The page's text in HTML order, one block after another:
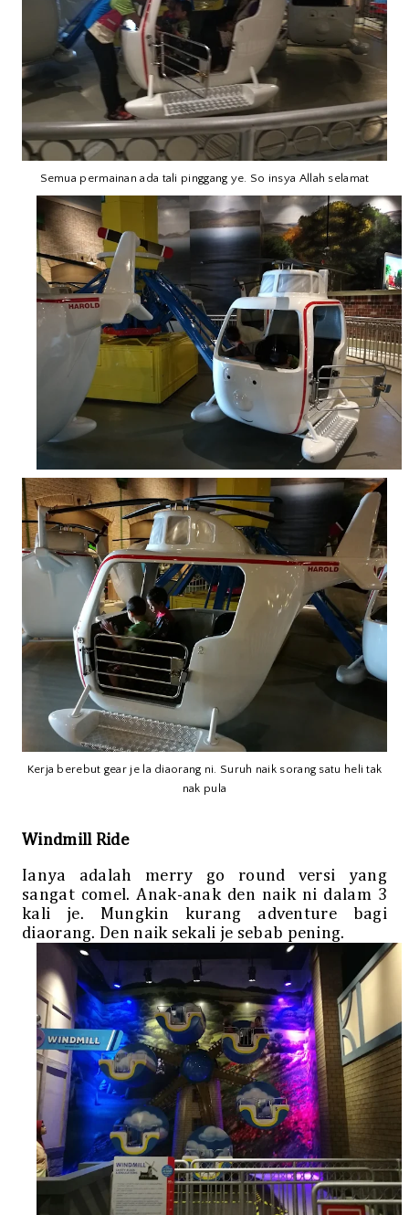
Semua permainan ada tali pinggang ye. So insya Allah selamat
Kerja berebut gear je la diaorang ni. Suruh naik sorang satu heli tak
nak pula
Windmill Ride
Ianya adalah merry go round versi yang
sangat comel. Anak-anak den naik ni dalam 3
kali je. Mungkin kurang adventure bagi
diaorang. Den naik sekali je sebab pening.